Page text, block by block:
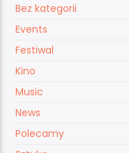
Bez kategorii
Events
Festiwal
Kino
Music
News
Polecamy